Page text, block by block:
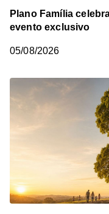
Plano Família
evento exclusivo
05/08/2026